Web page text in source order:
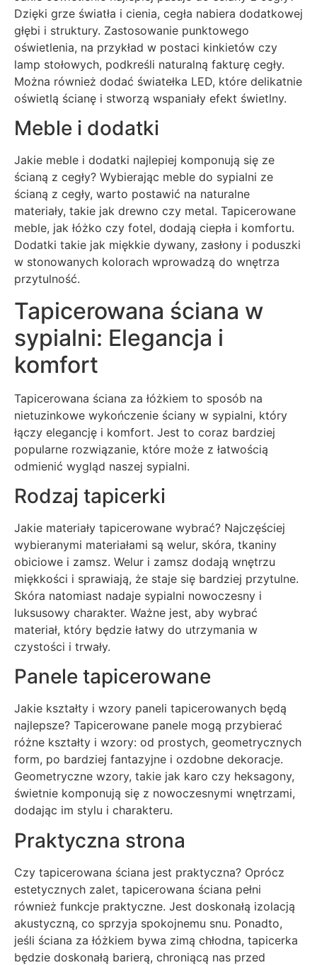
Dzięki grze światła i cienia, cegła nabiera dodatkowej
głębi i struktury. Zastosowanie punktowego
oświetlenia, na przykład w postaci kinkietów czy
lamp stołowych, podkreśli naturalną fakturę cegły.
Można również dodać światełka LED, które delikatnie
oświetlą ścianę i stworzą wspaniały efekt świetlny.
Meble i dodatki
Jakie meble i dodatki najlepiej komponują się ze
ścianą z cegły? Wybierając meble do sypialni ze
ścianą z cegły, warto postawić na naturalne
materiały, takie jak drewno czy metal. Tapicerowane
meble, jak łóżko czy fotel, dodają ciepła i komfortu.
Dodatki takie jak miękkie dywany, zasłony i poduszki
w stonowanych kolorach wprowadzą do wnętrza
przytulność.
Tapicerowana ściana w
sypialni: Elegancja i
komfort
Tapicerowana ściana za łóżkiem to sposób na
nietuzinkowe wykończenie ściany w sypialni, który
łączy elegancję i komfort. Jest to coraz bardziej
popularne rozwiązanie, które może z łatwością
odmienić wygląd naszej sypialni.
Rodzaj tapicerki
Jakie materiały tapicerowane wybrać? Najczęściej
wybieranymi materiałami są welur, skóra, tkaniny
obiciowe i zamsz. Welur i zamsz dodają wnętrzu
miękkości i sprawiają, że staje się bardziej przytulne.
Skóra natomiast nadaje sypialni nowoczesny i
luksusowy charakter. Ważne jest, aby wybrać
materiał, który będzie łatwy do utrzymania w
czystości i trwały.
Panele tapicerowane
Jakie kształty i wzory paneli tapicerowanych będą
najlepsze? Tapicerowane panele mogą przybierać
różne kształty i wzory: od prostych, geometrycznych
form, po bardziej fantazyjne i ozdobne dekoracje.
Geometryczne wzory, takie jak karo czy heksagony,
świetnie komponują się z nowoczesnymi wnętrzami,
dodając im stylu i charakteru.
Praktyczna strona
Czy tapicerowana ściana jest praktyczna? Oprócz
estetycznych zalet, tapicerowana ściana pełni
również funkcje praktyczne. Jest doskonałą izolacją
akustyczną, co sprzyja spokojnemu snu. Ponadto,
jeśli ściana za łóżkiem bywa zimą chłodna, tapicerka
będzie doskonałą barierą, chroniącą nas przed